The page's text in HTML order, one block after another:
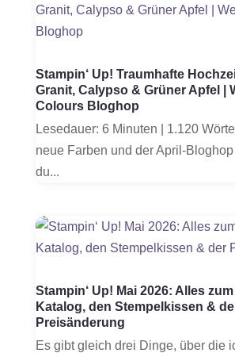
Stampin‘ Up! Traumhafte
Granit, Calypso & Grüner Apfel |
Colours Bloghop
Lesedauer: 6 Minuten | 1.120
neue Farben und der April-
du...
Stampin‘ Up! Mai 2026: Alles
Katalog, den Stempelkissen &
Preisänderung
Es gibt gleich drei Dinge, über die